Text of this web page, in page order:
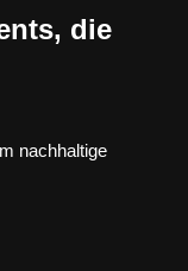
die
nachhaltige